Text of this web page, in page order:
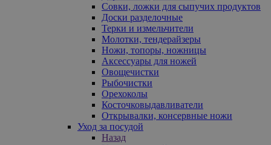
Совки, ложки для сыпучих продуктов
Доски разделочные
Терки и измельчители
Молотки, тендерайзеры
Ножи, топоры, ножницы
Аксессуары для ножей
Овощечистки
Рыбочистки
Орехоколы
Косточковыдавливатели
Открывалки, консервные ножи
Уход за посудой
Назад